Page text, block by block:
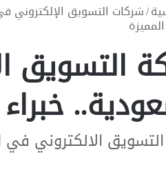
/شركات التسويق الإلكتروني
التسويق
الالكتروني في